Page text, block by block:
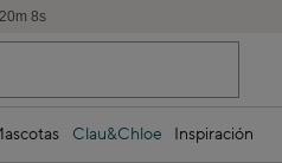
20m 8s
Clau&Chloe Inspiración